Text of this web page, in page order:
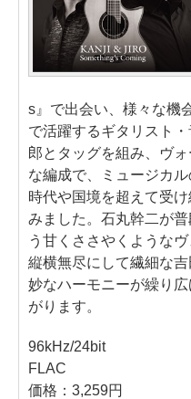
s』で出会い、様々な機
で活躍するギタリスト
郎とタッグを組み、ヴ
な編成で、ミュージカ
時代や国境を超えて受
みました。石丸幹二が
う甘くささやくような
縦横無尽にして繊細な
妙なハーモニーが繰り
がります。
96kHz/24bit
FLAC
価格：3,259円